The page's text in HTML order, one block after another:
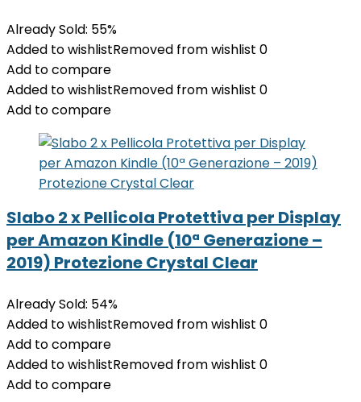
Already Sold: 55%
Added to wishlistRemoved from wishlist 0
Add to compare
Added to wishlistRemoved from wishlist 0
Add to compare
Slabo 2 x Pellicola Protettiva per Display
per Amazon Kindle (10ª Generazione –
2019) Protezione Crystal Clear
Already Sold: 54%
Added to wishlistRemoved from wishlist 0
Add to compare
Added to wishlistRemoved from wishlist 0
Add to compare